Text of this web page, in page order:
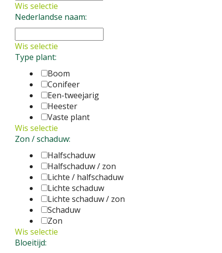
Wis selectie
Nederlandse naam:
Wis selectie
Type plant:
Boom
Conifeer
Een-tweejarig
Heester
Vaste plant
Wis selectie
Zon / schaduw:
Halfschaduw
Halfschaduw / zon
Lichte / halfschaduw
Lichte schaduw
Lichte schaduw / zon
Schaduw
Zon
Wis selectie
Bloeitijd: